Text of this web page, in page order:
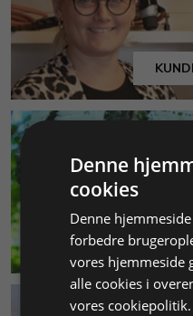
MILJØ &
Denne
cookies
Denne
forbedre
vores hjemmeside
alle cookies i
vores cookiepolitik.